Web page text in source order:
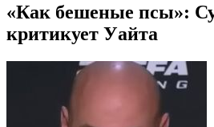
«Как бешеные псы»:
критикует Уайта